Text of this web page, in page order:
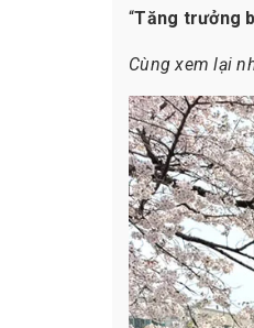
“Tăng trưởng
Cùng xem lại